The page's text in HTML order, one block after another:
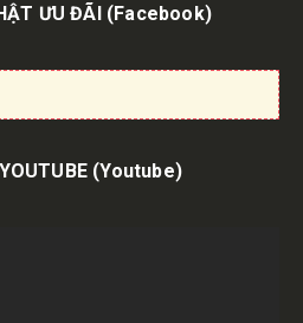
ƯU ĐÃI (Facebook)
(Youtube)